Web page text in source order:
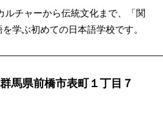
ルチャーから伝統文化まで、「関
学ぶ初めての日本語学校です。
馬県前橋市表町１丁目７